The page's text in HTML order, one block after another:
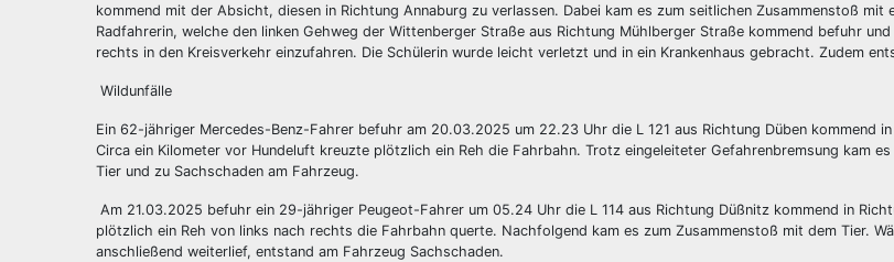
kommend mit der Absicht, diesen in Richtung Annaburg zu verlassen. Dabei kam es zum seitlichen Zusammenstoß mit
Radfahrerin, welche den linken Gehweg der Wittenberger Straße aus Richtung Mühlberger Straße kommend befuhr
rechts in den Kreisverkehr einzufahren. Die Schülerin wurde leicht verletzt und in ein Krankenhaus gebracht. Zudem
Wildunfälle
Ein 62-jähriger Mercedes-Benz-Fahrer befuhr am 20.03.2025 um 22.23 Uhr die L 121 aus Richtung Düben kommend
Circa ein Kilometer vor Hundeluft kreuzte plötzlich ein Reh die Fahrbahn. Trotz eingeleiteter Gefahrenbremsung kam
Tier und zu Sachschaden am Fahrzeug.
Am 21.03.2025 befuhr ein 29-jähriger Peugeot-Fahrer um 05.24 Uhr die L 114 aus Richtung Düßnitz kommend in
plötzlich ein Reh von links nach rechts die Fahrbahn querte. Nachfolgend kam es zum Zusammenstoß mit dem Tier.
anschließend weiterlief, entstand am Fahrzeug Sachschaden.